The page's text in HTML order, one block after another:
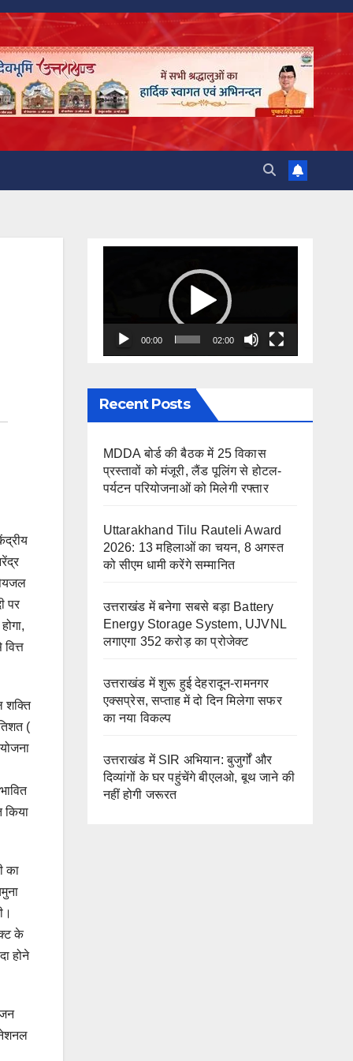
पर
शक्ति
(
किया
का
के
होने
00:00 02:00
Recent Posts
MDDA बोर्ड की बैठक में 25 विकास
प्रस्तावों को मंजूरी, लैंड पूलिंग से होटल-
पर्यटन परियोजनाओं को मिलेगी रफ्तार
Uttarakhand Tilu Rauteli Award
2026: 13 महिलाओं का चयन, 8 अगस्त
को सीएम धामी करेंगे सम्मानित
उत्तराखंड में बनेगा सबसे बड़ा Battery
Energy Storage System, UJVNL
लगाएगा 352 करोड़ का प्रोजेक्ट
उत्तराखंड में शुरू हुई देहरादून-रामनगर
एक्सप्रेस, सप्ताह में दो दिन मिलेगा सफर
का नया विकल्प
उत्तराखंड में SIR अभियान: बुजुर्गों और
दिव्यांगों के घर पहुंचेंगे बीएलओ, बूथ जाने की
नहीं होगी जरूरत